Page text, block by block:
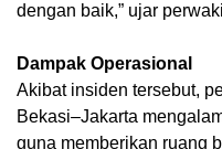
dengan baik,” ujar
Dampak Operasional
Akibat insiden tersebut,
Bekasi–Jakarta
guna memberikan ruang